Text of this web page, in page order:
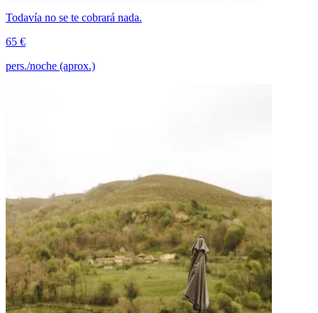
Todavía no se te cobrará nada.
65 €
pers./noche (aprox.)